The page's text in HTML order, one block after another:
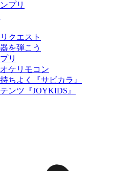
プリ
クエスト
を弾こう
リ
ケリモコン
ちよく『サビカラ』
ンツ『JOYKIDS』